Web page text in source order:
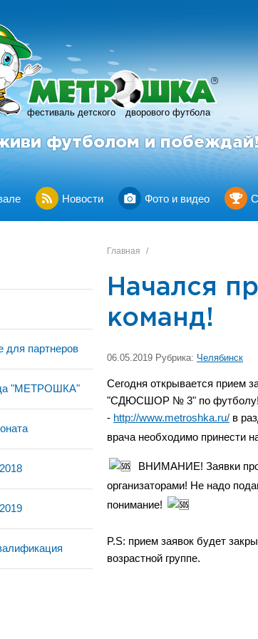
фестиваль детского дворового футбола
R
футболом и
Новости Фото и видео
для партнеров
"МЕТРОШКА"
Главная /
Начался
команд!
06.05.2019 Рубрика: Челябинск
Сегодня открывается прием
"СДЮСШОР № 3" по футболу!
- http://www.metroshka.ru/ в
врача необходимо принести
ВНИМАНИЕ! Заявки
организаторами! Не надо
понимание!
P.S: прием заявок будет
возрастной группе.